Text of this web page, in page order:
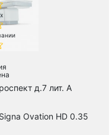
д.7 лит. А
Ovation HD 0.35